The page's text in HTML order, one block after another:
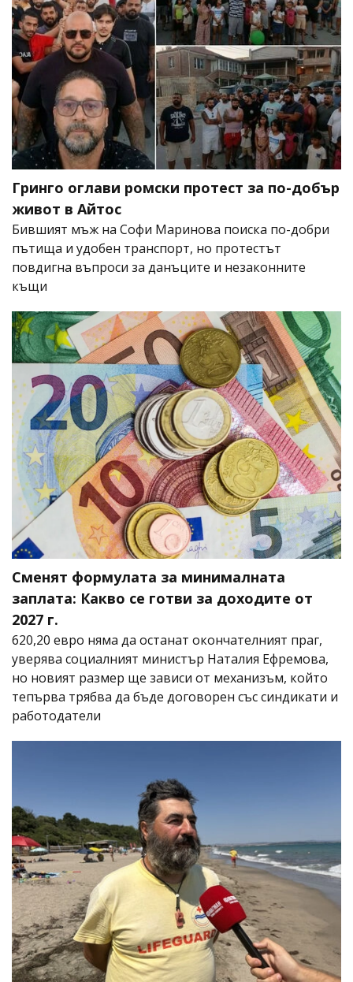
Гринго оглави ромски протест за по-добър
живот в Айтос
Бившият мъж на Софи Маринова поиска по-добри
пътища и удобен транспорт, но протестът
повдигна въпроси за данъците и незаконните
къщи
Сменят формулата за минималната
заплата: Какво се готви за доходите от
2027 г.
620,20 евро няма да останат окончателният праг,
уверява социалният министър Наталия Ефремова,
но новият размер ще зависи от механизъм, който
тепърва трябва да бъде договорен със синдикати и
работодатели